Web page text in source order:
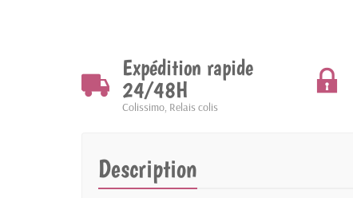
Expédition rapide
24/48H
Colissimo, Relais colis
Description